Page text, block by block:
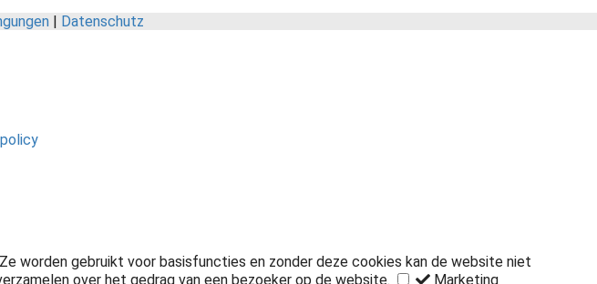
| Datenschutz
worden gebruikt voor basisfuncties en zonder deze cookies kan de website niet
over het gedrag van een bezoeker op de website. Marketing